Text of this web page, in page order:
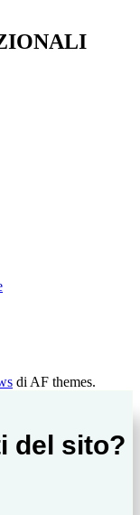
di AF themes.
del sito?